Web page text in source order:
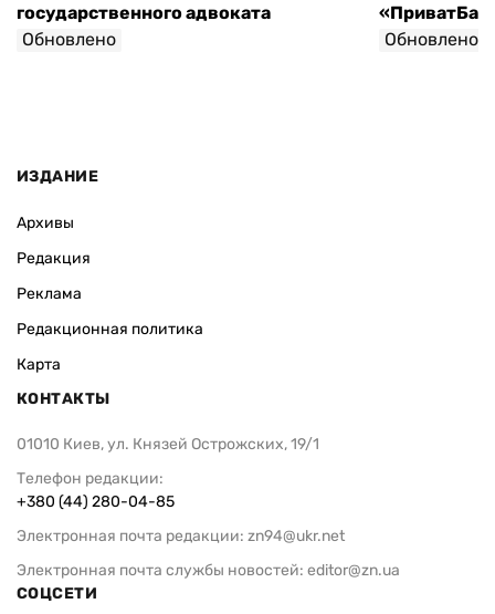
государственного адвоката
Обновлено
Обновлено
ИЗДАНИЕ
Архивы
Редакция
Реклама
Редакционная политика
Карта
КОНТАКТЫ
01010 Киев, ул. Князей Острожских, 19/1
Телефон редакции:
+380 (44) 280-04-85
Электронная почта редакции: zn94@ukr.net
Электронная почта службы новостей: editor@zn.ua
СОЦСЕТИ